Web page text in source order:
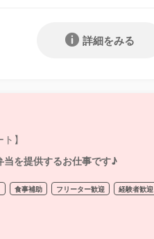
詳細をみる
】
を提供するお仕事です♪
食事補助 フリーター歓迎 経験者歓迎